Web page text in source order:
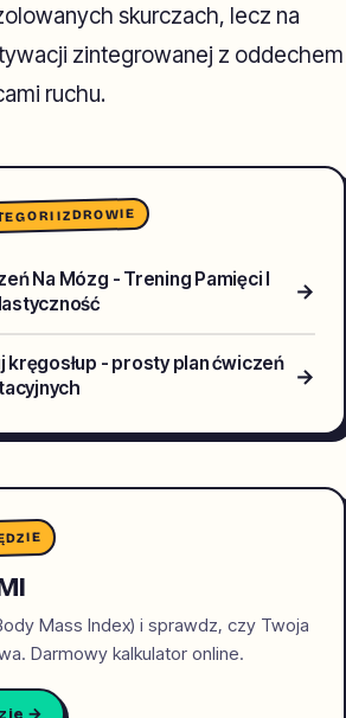
skurczach, lecz na
zintegrowanej z oddechem
ruchu.
ZDROWIE
Na Mózg - Trening Pamięci I
→
kręgosłup - prosty plan ćwiczeń →
Mass Index) i sprawdz, czy Twoja
Darmowy kalkulator online.